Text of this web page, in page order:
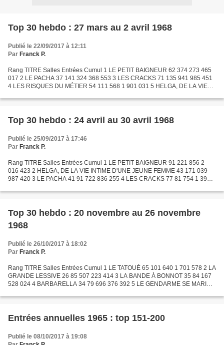
Top 30 hebdo : 27 mars au 2 avril 1968
Publié le 22/09/2017 à 12:11
Par Franck P.
Rang TITRE Salles Entrées Cumul 1 LE PETIT BAIGNEUR 62 374 273 465
017 2 LE PACHA 37 141 324 368 553 3 LES CRACKS 71 135 941 985 451
4 LES RISQUES DU MÉTIER 54 111 568 1 901 031 5 HELGA, DE LA VIE
Top 30 hebdo : 24 avril au 30 avril 1968
Publié le 25/09/2017 à 17:46
Par Franck P.
Rang TITRE Salles Entrées Cumul 1 LE PETIT BAIGNEUR 91 221 856 2
016 423 2 HELGA, DE LA VIE INTIME D'UNE JEUNE FEMME 43 171 039
987 420 3 LE PACHA 41 91 722 836 255 4 LES CRACKS 77 81 754 1 390
Top 30 hebdo : 20 novembre au 26 novembre
1968
Publié le 26/10/2017 à 18:02
Par Franck P.
Rang TITRE Salles Entrées Cumul 1 LE TATOUÉ 65 101 640 1 701 578 2 LA
GRANDE LESSIVE 26 85 507 223 414 3 LA BANDE À BONNOT 35 84 167
528 024 4 BARBARELLA 34 79 696 376 392 5 LE GENDARME SE MARIE
Entrées annuelles 1965 : top 151-200
Publié le 08/10/2017 à 19:08